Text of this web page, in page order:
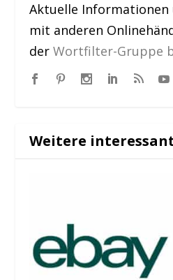
Aktuelle Informationen
mit anderen
derWortfilter-Gruppe
Weitere